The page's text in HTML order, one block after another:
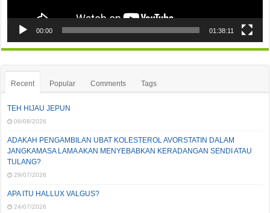
00:00 01:38:11
Recent Popular Comments Tags
TEH HIJAU JEPUN
06/08/2026
ADAKAH PENGAMBILAN UBAT KOLESTEROL AVORSTATIN DALAM
JANGKAMASA LAMA AKAN MENYEBABKAN KERADANGAN SENDI ATAU
TULANG?
29/07/2026
APA ITU HALLUX VALGUS?
24/07/2026